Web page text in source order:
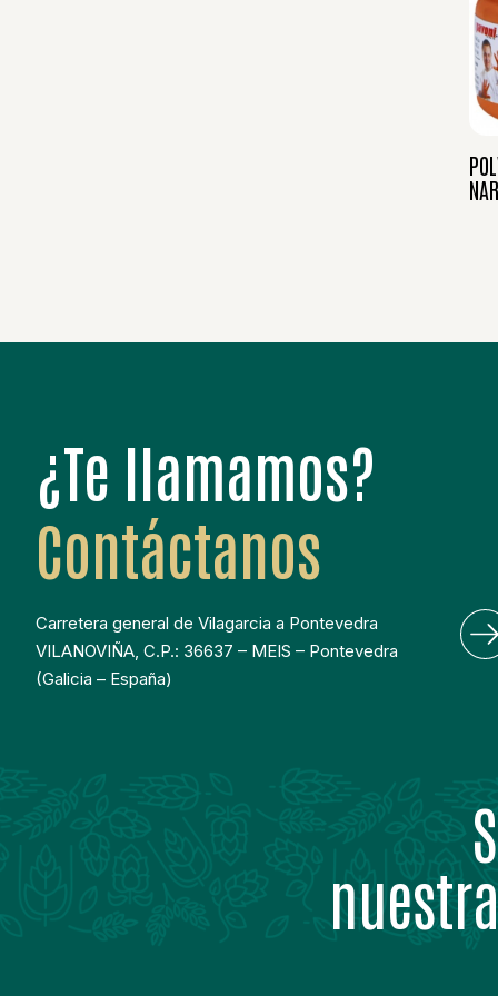
¿Te llamamos?
Contáctanos
Carretera general de Vilagarcia a Pontevedra
VILANOVIÑA, C.P.: 36637 – MEIS – Pontevedra
(Galicia – España)